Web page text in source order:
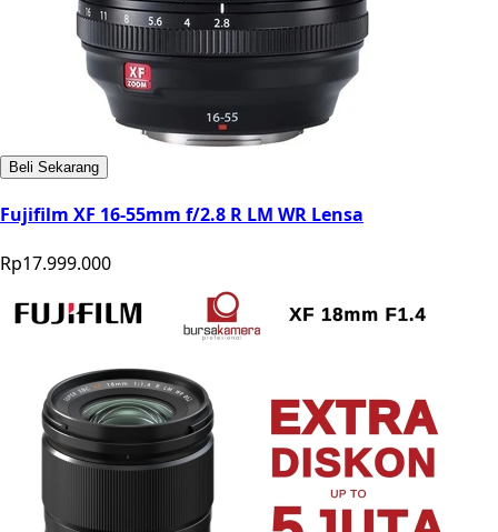
Beli Sekarang
Fujifilm XF 16-55mm f/2.8 R LM WR Lensa
Rp17.999.000